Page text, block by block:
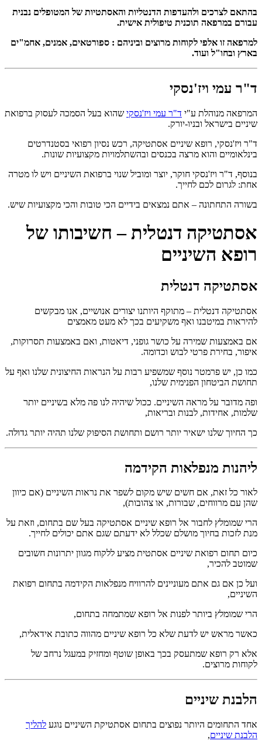
בהתאם לצרכים ולהעדפות הדנטליות והאסתטיות של המטופלים נבנית
עבורם במרפאה תוכנית טיפולית אישית.
למרפאה זו אלפי לקוחות מרוצים וביניהם : ספורטאים, אמנים, אחמ"ים
בארץ ובחו"ל ועוד.
ד"ר עמי ויז'נסקי
המרפאה מנוהלת ע"י ד"ר עמי ויז'נסקי שהוא בעל הסמכה לעסוק ברפואת
שיניים בישראל ובניו-יורק.
ד"ר ויז'נסקי, רופא שיניים אסתטיקה, רכש נסיון רפואי בסטנדרטים
בינלאומיים והוא מרצה בכנסים ובהשתלמויות מקצועיות שונות.
בנוסף, ד"ר ויז'נסקי חוקר, יוצר ומוביל שנוי ברפואת השיניים ויש לו מטרה
אחת: לגרום לכם לחייך.
בשורה התחתונה – אתם נמצאים בידיים הכי טובות והכי מקצועיות שיש.
אסתטיקה דנטלית – חשיבותו של
רופא השיניים
אסתטיקה דנטלית
אסתטיקה דנטלית – מתוקף היותנו יצורים אנושיים, אנו מבקשים
להיראות במיטבנו ואף משקיעים בכך לא מעט מאמצים
אם באמצעות שמירה על כושר גופני, דיאטות, ואם באמצעות תסרוקות,
איפור, בחירת פרטי לבוש וכדומה.
כמו כן, יש פרמטר נוסף שמשפיע רבות על הנראות החיצונית שלנו ואף על
תחושת הביטחון הפנימית שלנו,
ופה מדובר על מראה השיניים. ככול שיהיה לנו פה מלא בשיניים יותר
שלמות, אחידות, לבנות ובריאות,
כך החיוך שלנו ישאיר יותר רושם ותחושת הסיפוק שלנו תהיה יותר גדולה.
ליהנות מנפלאות הקידמה
לאור כל זאת, אם חשים שיש מקום לשפר את נראות השיניים (אם כיוון
שהן עם מרווחים, שבורות, או צהובות),
הרי שמומלץ לחבור אל רופא שיניים אסתטיקה בעל שם בתחום, וזאת על
מנת לזכות בחיוך מושלם שכלל לא ידעתם שגם אתם יכולים לחייך.
כיום תחום רפואת שיניים אסתטית מציע ללקוח מגוון יתרונות חשובים
שמוטב להכיר,
ועל כן אם גם אתם מעוניינים להרוויח מנפלאות הקידמה בתחום רפואת
השיניים,
הרי שמומלץ ביותר לפנות אל רופא שמתמחה בתחום,
כאשר מראש יש לדעת שלא כל רופא שיניים מהווה כתובת אידאלית,
אלא רק רופא שמתעסק בכך באופן שוטף ומחזיק במעגל נרחב של
לקוחות מרוצים.
הלבנת שיניים
אחד התחומים היותר נפוצים בתחום אסתטיקת השיניים נוגע להליך
הלבנת שיניים,